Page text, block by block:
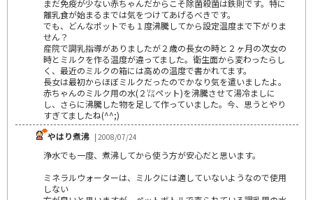
まだ免疫が少ない赤ちゃんだからこそ除菌殺菌は鉄則です。特に
離乳食が始まるまでは気をつけてあげるべきです。
でも、どんなポットでも１度沸騰してから設定温度まで下がりま
せん？
産院で調乳指導がありましたが２歳の長女の時と２ヶ月の次女の
時とミルクを作る温度が違ってました。衛生面から変わったらし
く、最近のミルクの箱には高めの温度で書かれてます。
長女は最初からほぼミルクだったのでかなり気を遣いましたよ。
赤ちゃんのミルク用の水(２㍑ペット)を沸騰させて湯冷ましに
し、さらに沸騰した物を足して作っていました。今、思うとやり
すぎてましたね(^^;)
やはり煮沸 | 2008/07/24
浄水でも一度、煮沸してから使う方が安心だと思います。
ミネラルウォーターは、ミルクには適していないようなので使用
しない